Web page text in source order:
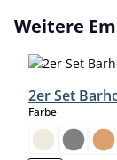
Produktgalerie
Weitere
2er Set
Farbeauswählen